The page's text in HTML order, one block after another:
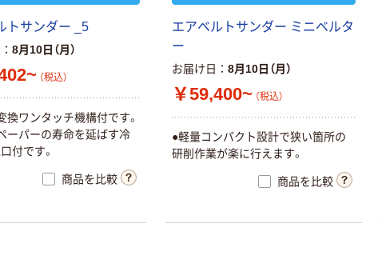
トサンダー _5
8月10日（月）
（税込）
換ワンタッチ機構付です。
ーパーの寿命を延ばす冷
付です。
商品を比較
エアベルトサンダー ミニベルタ
ー
お届け日 8月10日（月）
￥59,400~ （税込）
●軽量コンパクト設計で狭い箇所の
研削作業が楽に行えます。
商品を比較